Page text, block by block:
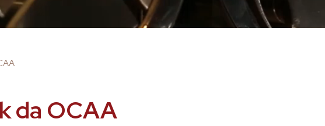
da OCAA